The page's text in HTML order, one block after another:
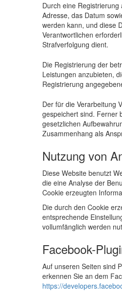
Durch eine
Adresse, das Datum
werden kann, und diese
Verantwortlichen
Strafverfolgung dient.
Die Registrierung der
Leistungen anzubieten,
Registrierung
Der für die Verarbeitung
gespeichert sind. Ferner
gesetzlichen
Zusammenhang als
Nutzung von
Diese Website benutzt
die eine Analyse der
Cookie erzeugten
Die durch den Cookie
entsprechende
vollumfänglich werden
Facebook-
Auf unseren Seiten sind
erkennen Sie an dem
https://